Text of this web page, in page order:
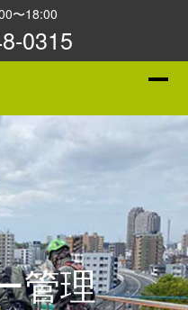
〜18:00
0315
管理